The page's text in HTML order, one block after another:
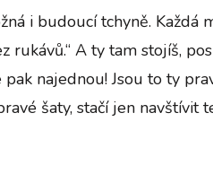
i budoucí tchyně. Každá
rukávů.“ A ty tam stojíš,
najednou! Jsou to ty
šaty, stačí jen navštívit